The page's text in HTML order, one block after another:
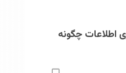
اطلاعات چگونه